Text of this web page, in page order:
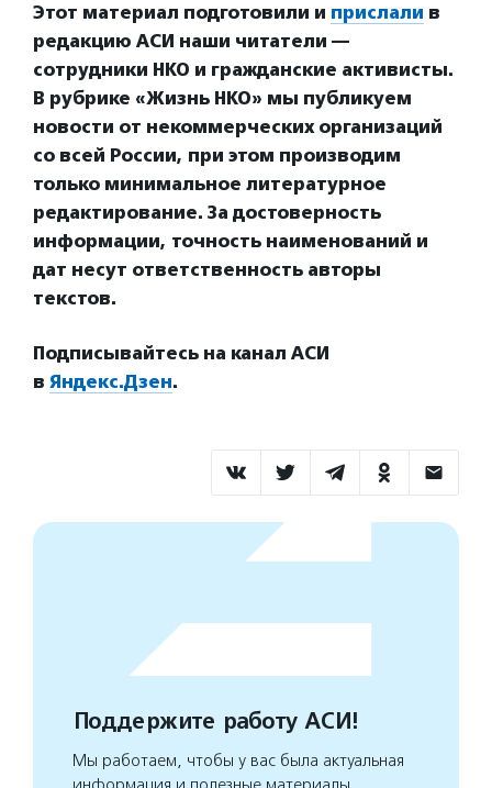
Этот материал подготовили и прислали в
редакцию АСИ наши читатели —
сотрудники НКО и гражданские активисты.
В рубрике «Жизнь НКО» мы публикуем
новости от некоммерческих организаций
со всей России, при этом производим
только минимальное литературное
редактирование. За достоверность
информации, точность наименований и
дат несут ответственность авторы
текстов.
Подписывайтесь на канал АСИ
в Яндекс.Дзен.
Поддержите работу АСИ!
Мы работаем, чтобы у вас была актуальная